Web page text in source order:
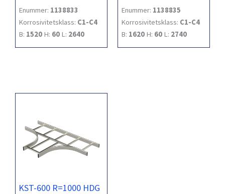
Enummer: 1138833
Korrosivitetsklass: C1-C4
B: 1520 H: 60 L: 2640
Enummer: 1138835
Korrosivitetsklass: C1-C4
B: 1620 H: 60 L: 2740
KST-600 R=1000 HDG